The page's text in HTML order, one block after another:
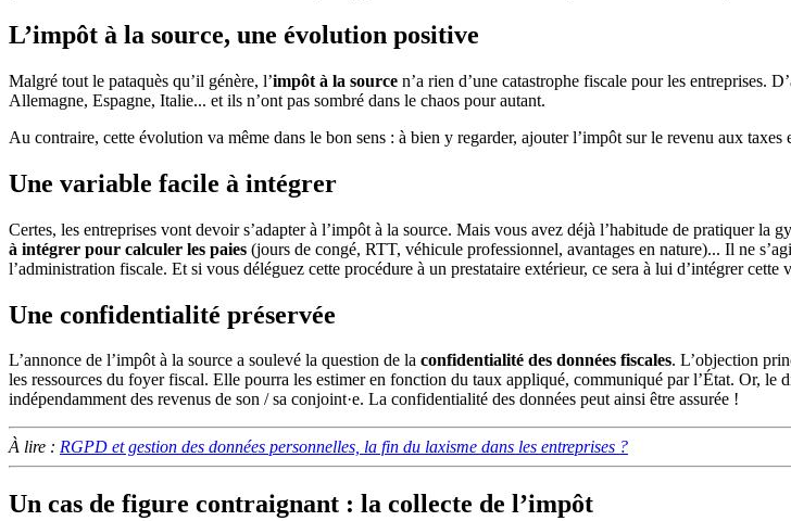
L’impôt à la source, une évolution positive
Malgré tout le pataquès qu’il génère, l’impôt à la source n’a rien d’une catastrophe fiscale pour les entreprises.
Allemagne, Espagne, Italie... et ils n’ont pas sombré dans le chaos pour autant.
Au contraire, cette évolution va même dans le bon sens : à bien y regarder, ajouter l’impôt sur le revenu aux
Une variable facile à intégrer
Certes, les entreprises vont devoir s’adapter à l’impôt à la source. Mais vous avez déjà l’habitude de pratiquer la
à intégrer pour calculer les paies (jours de congé, RTT, véhicule professionnel, avantages en nature)... Il ne
l’administration fiscale. Et si vous déléguez cette procédure à un prestataire extérieur, ce sera à lui d’intégrer
Une confidentialité préservée
L’annonce de l’impôt à la source a soulevé la question de la confidentialité des données fiscales. L’objection
les ressources du foyer fiscal. Elle pourra les estimer en fonction du taux appliqué, communiqué par l’État. Or, le
indépendamment des revenus de son / sa conjoint·e. La confidentialité des données peut ainsi être assurée !
À lire : RGPD et gestion des données personnelles, la fin du laxisme dans les entreprises ?
Un cas de figure contraignant : la collecte de l’impôt